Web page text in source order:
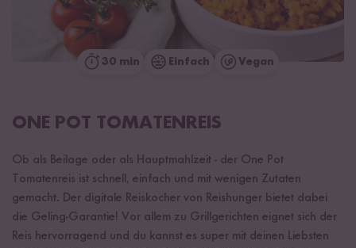
30 min Einfach Vegan
ONE POT TOMATENREIS
Ob als Beilage oder als Hauptmahlzeit - der One Pot
Tomatenreis ist schnell, einfach und mit wenigen Zutaten
gemacht. Der digitale Reiskocher von Reishunger bietet dabei
die Geling-Garantie! Vor allem zu Grillgerichten eignet sich der
Reis hervorragend und du kannst es super mit deinen Liebsten